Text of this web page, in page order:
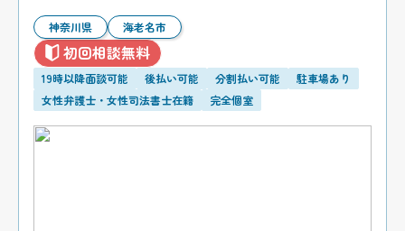
神奈川県 海老名市
初回相談無料
19時以降面談可能 後払い可能 分割払い可能
駐車場あり
女性弁護士・女性司法書士在籍
完全個室